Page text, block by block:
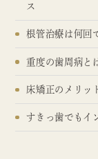
ス
根管治療は何回
重度の歯周病と
床矯正のメリッ
すきっ歯でもイ